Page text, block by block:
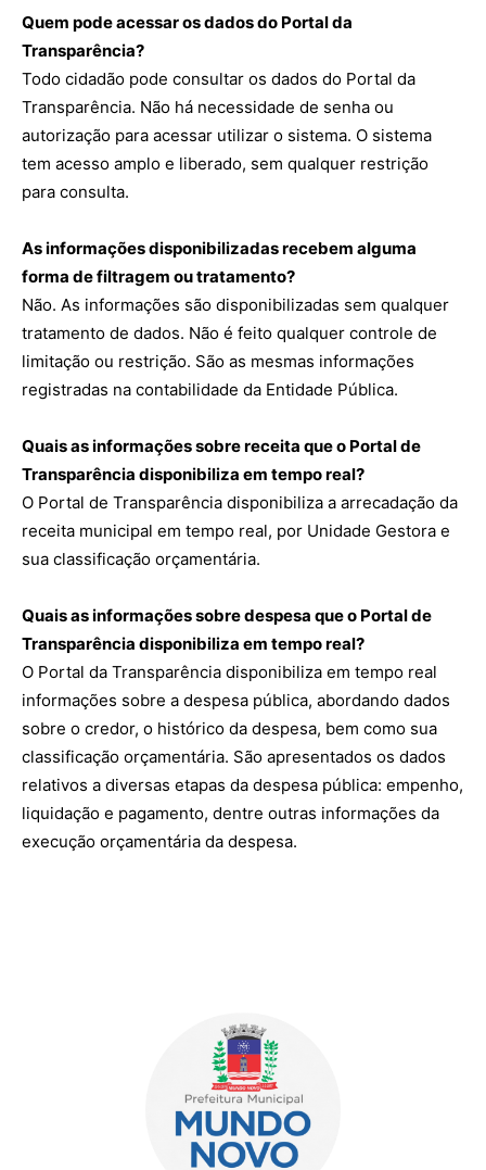
Quem pode acessar os dados do Portal da
Transparência?
Todo cidadão pode consultar os dados do Portal da
Transparência. Não há necessidade de senha ou
autorização para acessar utilizar o sistema. O sistema
tem acesso amplo e liberado, sem qualquer restrição
para consulta.
As informações disponibilizadas recebem alguma
forma de filtragem ou tratamento?
Não. As informações são disponibilizadas sem qualquer
tratamento de dados. Não é feito qualquer controle de
limitação ou restrição. São as mesmas informações
registradas na contabilidade da Entidade Pública.
Quais as informações sobre receita que o Portal de
Transparência disponibiliza em tempo real?
O Portal de Transparência disponibiliza a arrecadação da
receita municipal em tempo real, por Unidade Gestora e
sua classificação orçamentária.
Quais as informações sobre despesa que o Portal de
Transparência disponibiliza em tempo real?
O Portal da Transparência disponibiliza em tempo real
informações sobre a despesa pública, abordando dados
sobre o credor, o histórico da despesa, bem como sua
classificação orçamentária. São apresentados os dados
relativos a diversas etapas da despesa pública: empenho,
liquidação e pagamento, dentre outras informações da
execução orçamentária da despesa.